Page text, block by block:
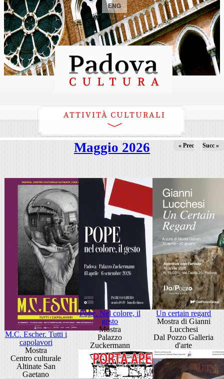
ENG
ATTIVITÀ CULTURALI
Maggio 2026 « Prec Succ »
M.C. Escher. Tutti i
capolavori
Mostra
Centro culturale
Altinate San
Gaetano
Pope. Nel colore, il
gesto
Mostra
Palazzo
Zuckermann
Un certain regard
Mostra di Gianni
Lucchesi
Dal Pozzo Galleria
d'arte